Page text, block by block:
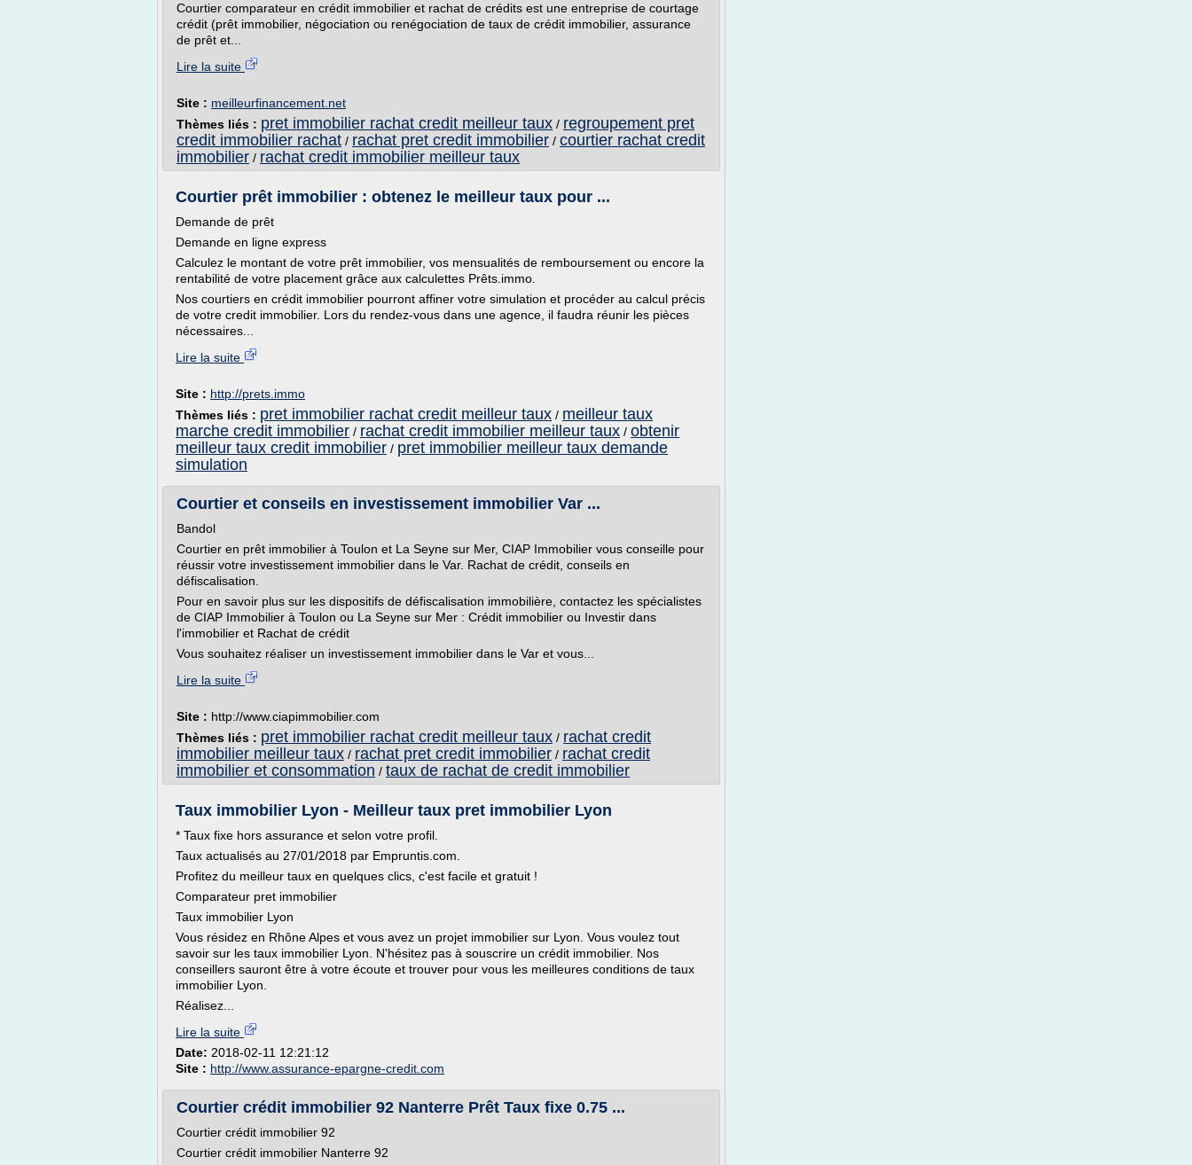
Courtier comparateur en crédit immobilier et rachat de crédits est une entreprise de courtage
crédit (prêt immobilier, négociation ou renégociation de taux de crédit immobilier, assurance
de prêt et...
Lire la suite
Site : meilleurfinancement.net
Thèmes liés : pret immobilier rachat credit meilleur taux / regroupement pret
credit immobilier rachat / rachat pret credit immobilier / courtier rachat credit
immobilier / rachat credit immobilier meilleur taux
Courtier prêt immobilier : obtenez le meilleur taux pour ...
Demande de prêt
Demande en ligne express
Calculez le montant de votre prêt immobilier, vos mensualités de remboursement ou encore la
rentabilité de votre placement grâce aux calculettes Prêts.immo.
Nos courtiers en crédit immobilier pourront affiner votre simulation et procéder au calcul précis
de votre credit immobilier. Lors du rendez-vous dans une agence, il faudra réunir les pièces
nécessaires...
Lire la suite
Site : http://prets.immo
Thèmes liés : pret immobilier rachat credit meilleur taux / meilleur taux
marche credit immobilier / rachat credit immobilier meilleur taux / obtenir
meilleur taux credit immobilier / pret immobilier meilleur taux demande
simulation
Courtier et conseils en investissement immobilier Var ...
Bandol
Courtier en prêt immobilier à Toulon et La Seyne sur Mer, CIAP Immobilier vous conseille pour
réussir votre investissement immobilier dans le Var. Rachat de crédit, conseils en
défiscalisation.
Pour en savoir plus sur les dispositifs de défiscalisation immobilière, contactez les spécialistes
de CIAP Immobilier à Toulon ou La Seyne sur Mer : Crédit immobilier ou Investir dans
l'immobilier et Rachat de crédit
Vous souhaitez réaliser un investissement immobilier dans le Var et vous...
Lire la suite
Site : http://www.ciapimmobilier.com
Thèmes liés : pret immobilier rachat credit meilleur taux / rachat credit
immobilier meilleur taux / rachat pret credit immobilier / rachat credit
immobilier et consommation / taux de rachat de credit immobilier
Taux immobilier Lyon - Meilleur taux pret immobilier Lyon
* Taux fixe hors assurance et selon votre profil.
Taux actualisés au 27/01/2018 par Empruntis.com.
Profitez du meilleur taux en quelques clics, c'est facile et gratuit !
Comparateur pret immobilier
Taux immobilier Lyon
Vous résidez en Rhône Alpes et vous avez un projet immobilier sur Lyon. Vous voulez tout
savoir sur les taux immobilier Lyon. N'hésitez pas à souscrire un crédit immobilier. Nos
conseillers sauront être à votre écoute et trouver pour vous les meilleures conditions de taux
immobilier Lyon.
Réalisez...
Lire la suite
Date: 2018-02-11 12:21:12
Site : http://www.assurance-epargne-credit.com
Courtier crédit immobilier 92 Nanterre Prêt Taux fixe 0.75 ...
Courtier crédit immobilier 92
Courtier crédit immobilier Nanterre 92